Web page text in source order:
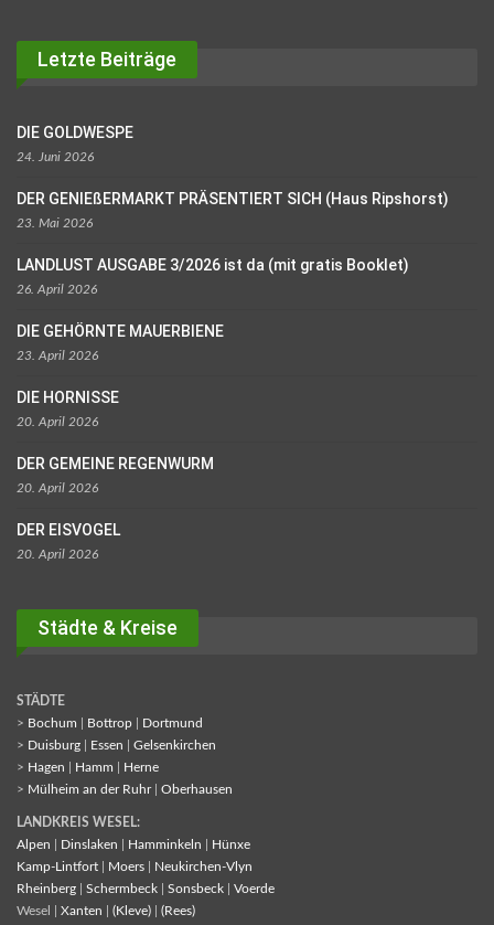
Letzte Beiträge
DIE GOLDWESPE
24. Juni 2026
DER GENIEßERMARKT PRÄSENTIERT SICH (Haus Ripshorst)
23. Mai 2026
LANDLUST AUSGABE 3/2026 ist da (mit gratis Booklet)
26. April 2026
DIE GEHÖRNTE MAUERBIENE
23. April 2026
DIE HORNISSE
20. April 2026
DER GEMEINE REGENWURM
20. April 2026
DER EISVOGEL
20. April 2026
Städte & Kreise
STÄDTE
> Bochum Bottrop
Dortmund
> Duisburg Essen
Gelsenkirchen
> Hagen Hamm
Herne
> Mülheim an der Ruhr| Oberhausen
LANDKREIS WESEL:
Alpen
Dinslaken Hamminkeln
Hünxe
Kamp-Lintfort
Moers
Neukirchen-Vlyn
Rheinberg
Schermbeck Sonsbeck
Voerde
Wesel | Xanten (Kleve) (Rees)